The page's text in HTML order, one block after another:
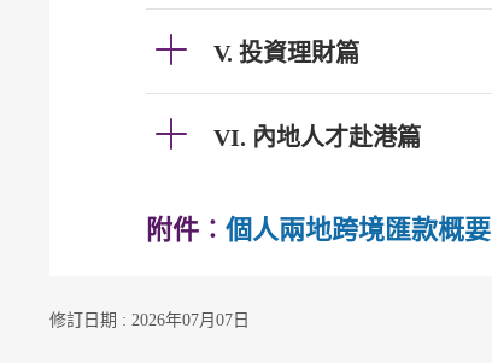
V. 投資理財篇
VI. 內地人才赴港篇
附件︰ 個人兩地跨境匯款概要
修訂日期 : 2026年07月07日